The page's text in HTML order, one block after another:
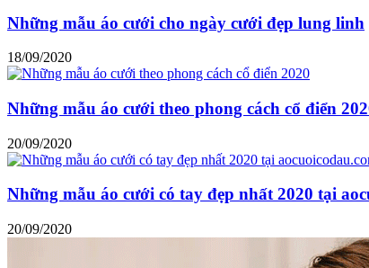
Những mẫu áo cưới cho ngày cưới đẹp lung linh
18/09/2020
Những mẫu áo cưới theo phong cách cổ điển
20/09/2020
Những mẫu áo cưới có tay đẹp nhất 2020 tại
20/09/2020